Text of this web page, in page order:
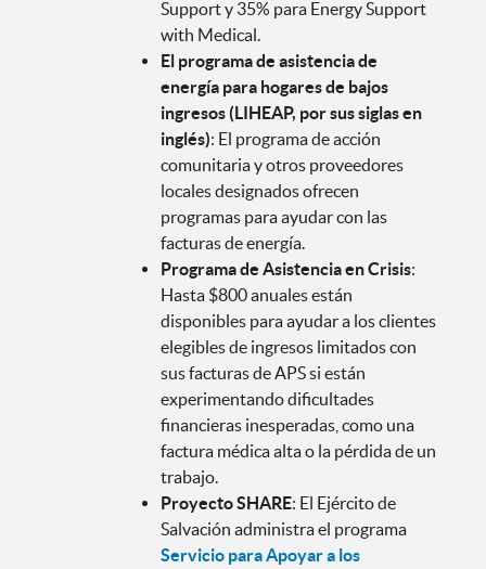
Support y 35% para Energy Support
with Medical.
El programa de asistencia de
energía para hogares de bajos
ingresos (LIHEAP, por sus siglas en
inglés): El programa de acción
comunitaria y otros proveedores
locales designados ofrecen
programas para ayudar con las
facturas de energía.
Programa de Asistencia en Crisis:
Hasta $800 anuales están
disponibles para ayudar a los clientes
elegibles de ingresos limitados con
sus facturas de APS si están
experimentando dificultades
financieras inesperadas, como una
factura médica alta o la pérdida de un
trabajo.
Proyecto SHARE: El Ejército de
Salvación administra el programa
Servicio para Apoyar a los